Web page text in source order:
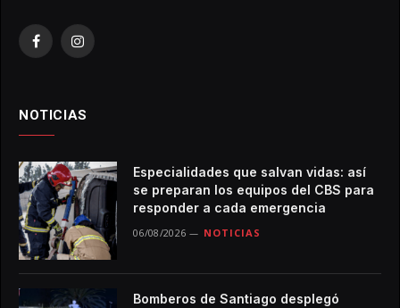
FacebookInstagram
NOTICIAS
Especialidades que salvan vidas: así
se preparan los equipos del CBS para
responder a cada emergencia
06/08/2026 NOTICIAS
Bomberos de Santiago desplegó